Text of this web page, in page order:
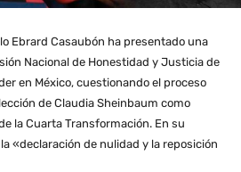
Ebrard Casaubón ha presentado una
Nacional de Honestidad y Justicia de
en México, cuestionando el proceso
de Claudia Sheinbaum como
la Cuarta Transformación. En su
«declaración de nulidad y la reposición